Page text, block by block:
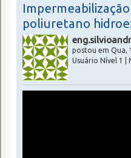
poliuretano
postou em Qua,
Usuário Nível 1 |